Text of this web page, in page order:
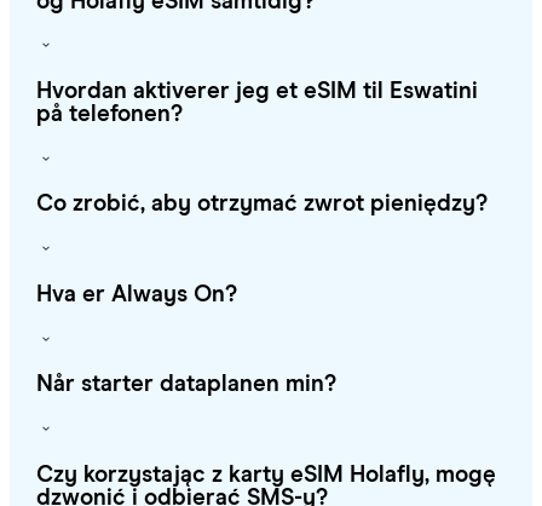
Hvordan aktiverer jeg et eSIM til Eswatini
på telefonen?
Co zrobić, aby otrzymać zwrot pieniędzy?
Hva er Always On?
Når starter dataplanen min?
Czy korzystając z karty eSIM Holafly, mogę
dzwonić i odbierać SMS-y?